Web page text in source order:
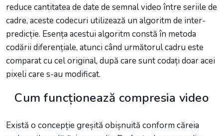
reduce cantitatea de date de semnal video între seriile de
cadre, aceste codecuri utilizează un algoritm de inter-
predicție. Esența acestui algoritm constă în metoda
codării diferențiale, atunci când următorul cadru este
comparat cu cel original, după care sunt codați doar acei
pixeli care s-au modificat.
Cum funcționează compresia video
Există o concepție greșită obișnuită conform căreia